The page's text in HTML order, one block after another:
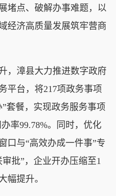
堵点、破解办事难题，以
经济高质量发展筑牢营商
漳县大力推进数字政府
平台，将217项政务事项
套餐，实现政务服务事项
率99.78%。同时，优化
口与“高效办成一件事”专
批”，企业开办压缩至1
幅提升。